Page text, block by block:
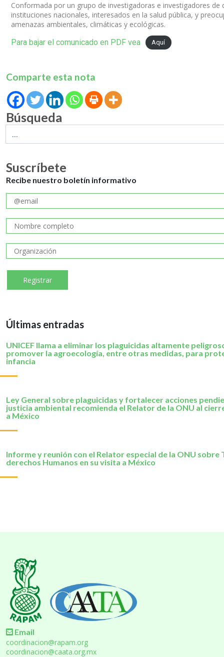
Conformada por un grupo de investigadoras e investigadores de
instituciones nacionales, interesados en la salud pública, y
amenazas ambientales, climáticas y ecológicas.
Para bajar el comunicado en PDF vea
Aquí
Comparte esta nota
Búsqueda
Suscríbete
Recibe nuestro boletín informativo
Últimas entradas
UNICEF llama a eliminar los plaguicidas altamente
promover la agroecología, entre otras medidas, para
infancia
Ley General sobre plaguicidas y fortalecer acciones
justicia ambiental recomienda el Relator de la ONU al
a México
Informe y reunión con el Relator especial de la ONU sobre
derechos Humanos en su visita a México
Email
coordinacion@rapam.org
coordinacion@caata.org.mx